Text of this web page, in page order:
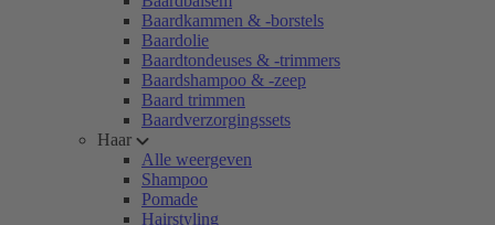
Baardkammen & -borstels
Baardolie
Baardtondeuses & -trimmers
Baardshampoo & -zeep
Baard trimmen
Baardverzorgingssets
Haar
Alle weergeven
Shampoo
Pomade
Hairstyling